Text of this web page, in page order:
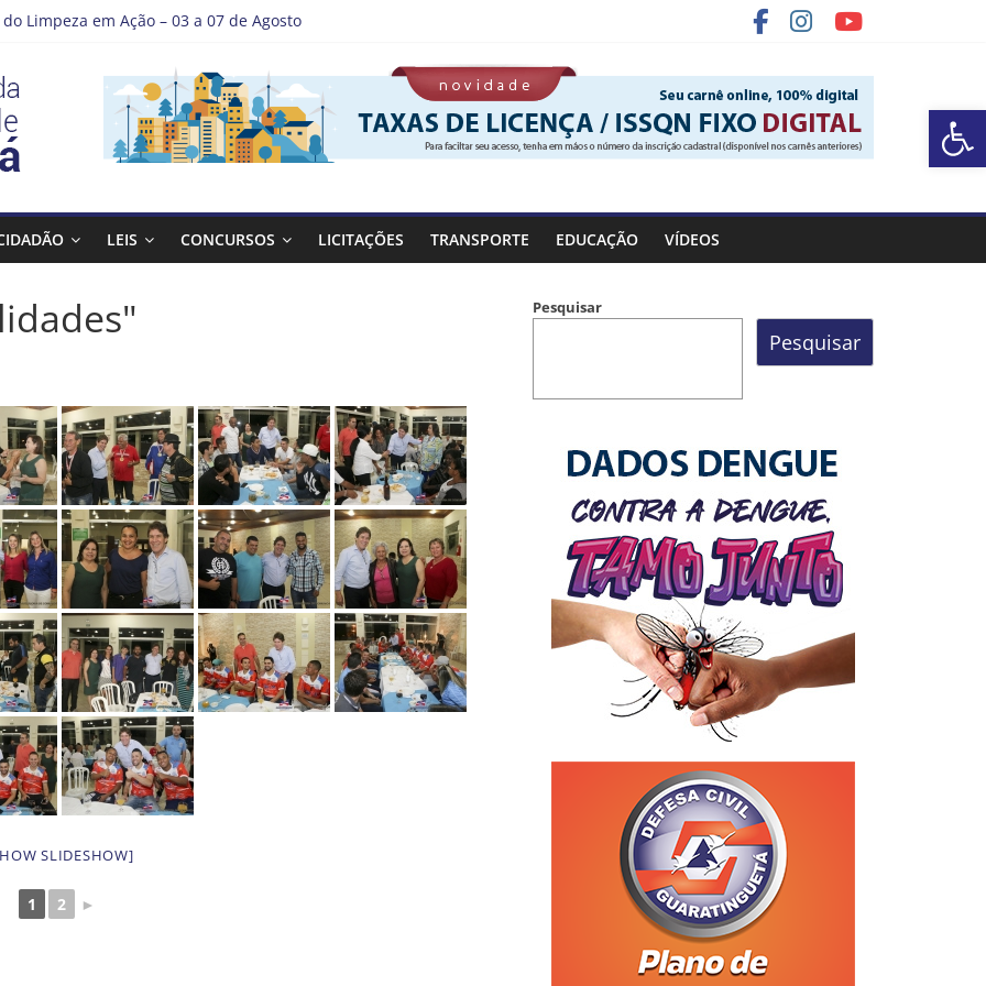
Limpeza em Ação – 03 a 07 de Agosto
nossos alunos estão ainda mais lindos!
DE LAVAGEM E LIMPEZA DOS RESERVATÓRIOS
se destaca em competições esportivas da região
LEIS CONCURSOS LICITAÇÕES TRANSPORTE EDUCAÇÃO VÍDEOS
SLIDESHOW]
1 2 ►
Pesquisar
Pesquisar